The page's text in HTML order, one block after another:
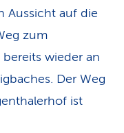
Aussicht auf die
zum
wieder an
Der Weg
ist